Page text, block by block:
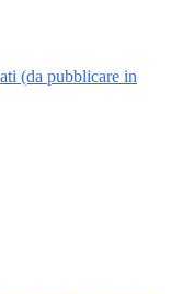
(da pubblicare in